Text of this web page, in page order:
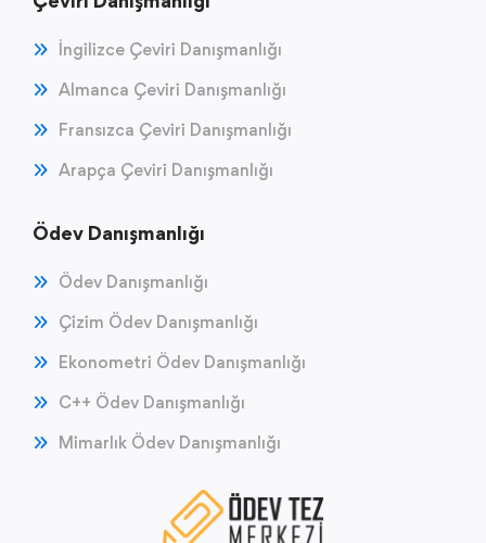
İngilizce Çeviri Danışmanlığı
Almanca Çeviri Danışmanlığı
Fransızca Çeviri Danışmanlığı
Arapça Çeviri Danışmanlığı
Ödev Danışmanlığı
Ödev Danışmanlığı
Çizim Ödev Danışmanlığı
Ekonometri Ödev Danışmanlığı
C++ Ödev Danışmanlığı
Mimarlık Ödev Danışmanlığı